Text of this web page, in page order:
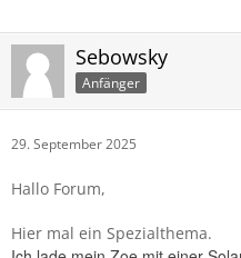
Sebowsky
Anfänger
29. September 2025
Hallo Forum,
Hier mal ein Spezialthema.